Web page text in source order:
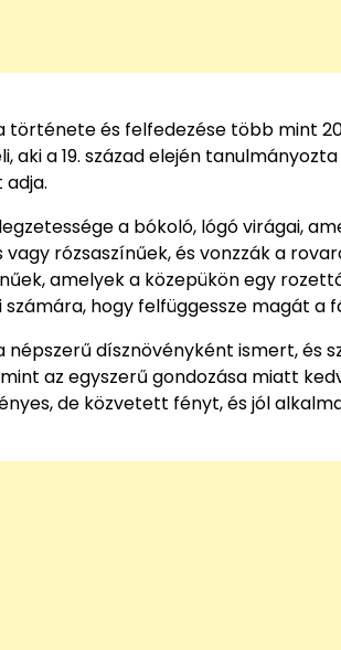
története és felfedezése több mint
aki a 19. század elején
a bókoló, lógó virágai,
rózsaszínűek, és vonzzák a
amelyek a közepükön egy
hogy felfüggessze magát a
népszerű dísznövényként ismert,
az egyszerű gondozása miatt
de közvetett fényt, és jól